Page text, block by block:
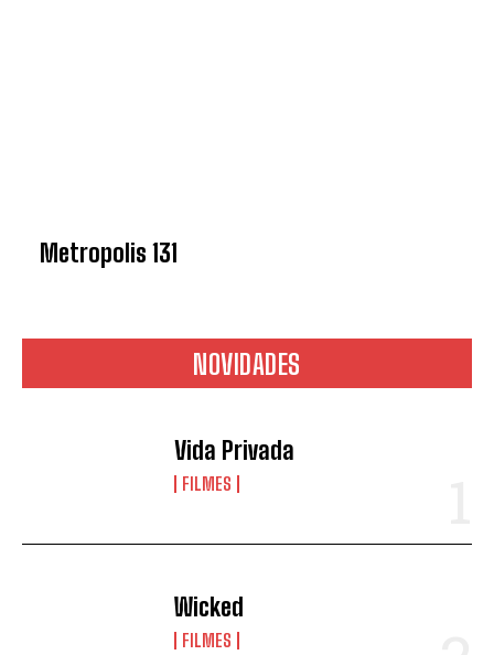
Metropolis 131
NOVIDADES
Vida Privada
FILMES
Wicked
FILMES